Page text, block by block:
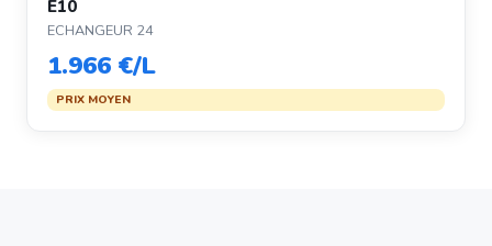
E10
ECHANGEUR 24
1.966 €/L
PRIX MOYEN